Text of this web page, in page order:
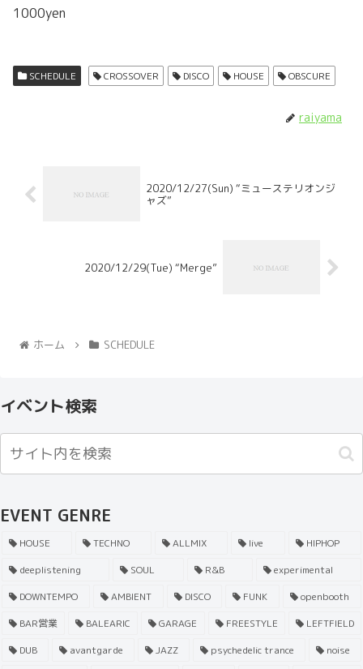
1000yen
SCHEDULE CROSSOVER DISCO HOUSE OBSCURE
raiyama
2020/12/27(Sun) “ミューステリオンジ
ャズ”
2020/12/29(Tue) “Merge”
ホーム SCHEDULE
イベント検索
EVENT GENRE
HOUSE TECHNO ALLMIX live
HIPHOP
deeplistening
SOUL R&B
experimental
DOWNTEMPO
AMBIENT DISCO FUNK
openbooth
BAR営業
BALEARIC GARAGE FREESTYLE
LEFTFIELD
DUB
avantgarde JAZZ psychedelic trance
noise